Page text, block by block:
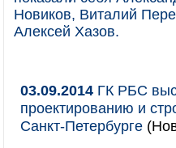
Новиков, Виталий
Алексей Хазов.
03.09.2014 ГК РБС
проектированию и
Санкт-Петербурге